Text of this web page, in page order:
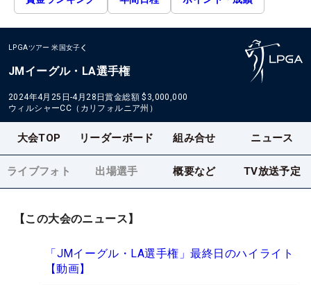
LPGAツアー 米国女子
JMイーグル・LA選手権
2024年4月25日-4月28日賞金総額 $3,000,000
ウィルシャーCC（カリフォルニア州）
大会TOP リーダーボード 組み合せ ニュース
ライブフォト 出場選手 概要など TV放送予定
【この大会のニュース】
「JMイーグル・LA選手権」最終日のハイライト
【動画】